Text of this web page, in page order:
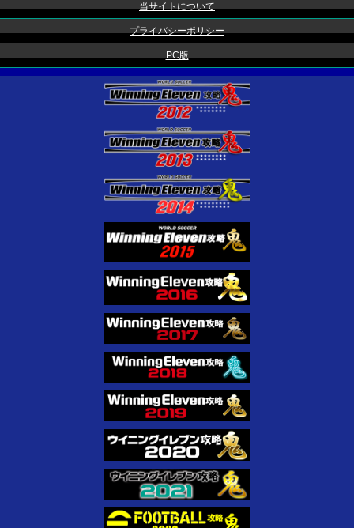
当サイトについて
プライバシーポリシー
PC版